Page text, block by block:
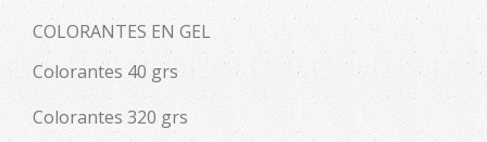
COLORANTES EN GEL
Colorantes 40 grs
Colorantes 320 grs